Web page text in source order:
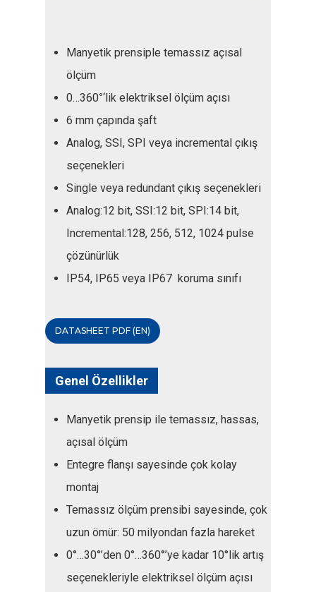
Manyetik prensiple temassız açısal
ölçüm
0…360°‘lik elektriksel ölçüm açısı
6 mm çapında şaft
Analog, SSI, SPI veya incremental çıkış
seçenekleri
Single veya redundant çıkış seçenekleri
Analog:12 bit, SSI:12 bit, SPI:14 bit,
Incremental:128, 256, 512, 1024 pulse
çözünürlük
IP54, IP65 veya IP67 koruma sınıfı
DATASHEET PDF (EN)
Genel Özellikler
Manyetik prensip ile temassız, hassas,
açısal ölçüm
Entegre flanşı sayesinde çok kolay
montaj
Temassız ölçüm prensibi sayesinde, çok
uzun ömür: 50 milyondan fazla hareket
0°…30°’den 0°…360°’ye kadar 10°lik artış
seçenekleriyle elektriksel ölçüm açısı